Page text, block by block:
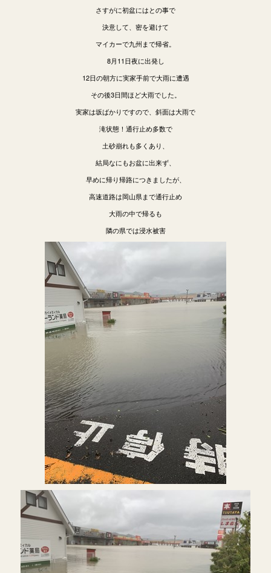
さすがに初盆にはとの事で
決意して、密を避けて
マイカーで九州まで帰省。
8月11日夜に出発し
12日の朝方に実家手前で大雨に遭遇
その後3日間ほど大雨でした。
実家は坂ばかりですので、斜面は大雨で
滝状態！通行止め多数で
土砂崩れも多くあり、
結局なにもお盆に出来ず、
早めに帰り帰路につきましたが、
高速道路は岡山県まで通行止め
大雨の中で帰るも
隣の県では浸水被害